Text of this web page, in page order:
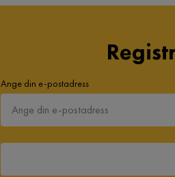
Ange din e-postadress